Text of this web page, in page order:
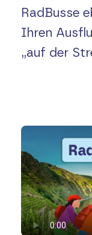
RadBusse
Ihren
„auf der